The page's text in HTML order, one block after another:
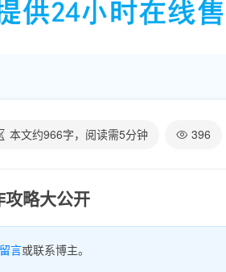
本文约966字，阅读需5分钟 396
略大公开
留言或联系博主。